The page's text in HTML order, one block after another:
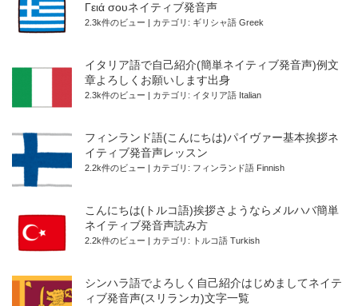
Γειά σουネイティブ発音声
2.3k件のビュー カテゴリ: ギリシャ語 Greek
イタリア語で自己紹介(簡単ネイティブ発音声)例文
章よろしくお願いします出身
2.3k件のビュー カテゴリ: イタリア語 Italian
フィンランド語(こんにちは)パイヴァー基本挨拶ネ
イティブ発音声レッスン
2.2k件のビュー カテゴリ: フィンランド語 Finnish
こんにちは(トルコ語)挨拶さようならメルハバ簡単
ネイティブ発音声読み方
2.2k件のビュー カテゴリ: トルコ語 Turkish
シンハラ語でよろしく自己紹介はじめましてネイテ
ィブ発音声(スリランカ)文字一覧